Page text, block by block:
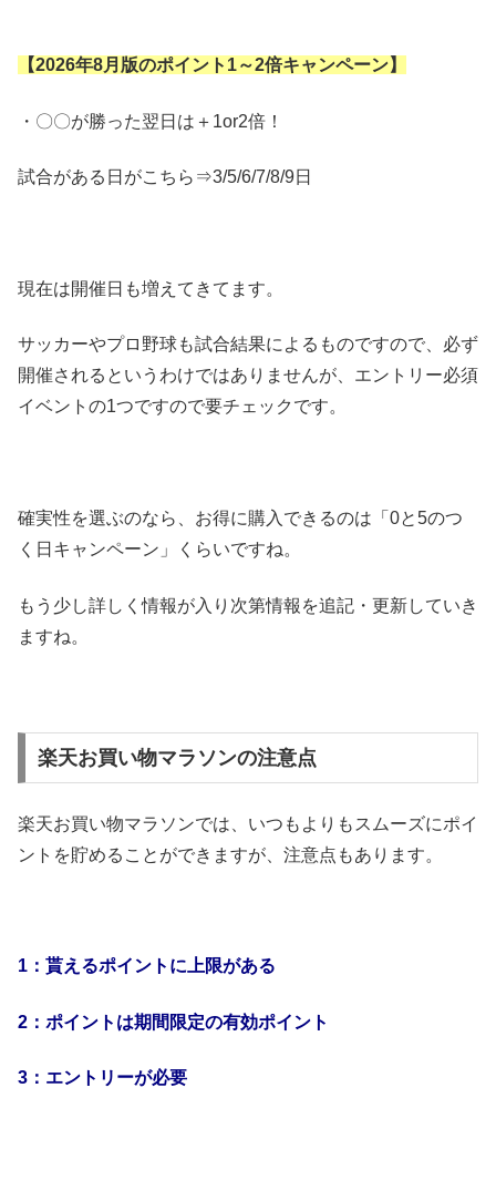
【2026年8月版のポイント1～2倍キャンペーン】
・〇〇が勝った翌日は＋1or2倍！
試合がある日がこちら⇒3/5/6/7/8/9日
現在は開催日も増えてきてます。
サッカーやプロ野球も試合結果によるものですので、必ず
開催されるというわけではありませんが、エントリー必須
イベントの1つですので要チェックです。
確実性を選ぶのなら、お得に購入できるのは「0と5のつ
く日キャンペーン」くらいですね。
もう少し詳しく情報が入り次第情報を追記・更新していき
ますね。
楽天お買い物マラソンの注意点
楽天お買い物マラソンでは、いつもよりもスムーズにポイ
ントを貯めることができますが、注意点もあります。
1：貰えるポイントに上限がある
2：ポイントは期間限定の有効ポイント
3：エントリーが必要